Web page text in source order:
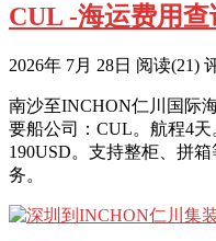
CUL -海运费用查
2026年 7月 28日 阅读(21)
南沙至INCHON仁川国际
要船公司：CUL。航程4天
190USD。支持整柜、拼
务。